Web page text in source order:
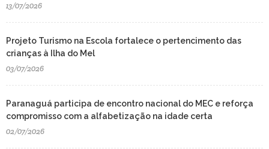
13/07/2026
Projeto Turismo na Escola fortalece o pertencimento das
crianças à Ilha do Mel
03/07/2026
Paranaguá participa de encontro nacional do MEC e reforça
compromisso com a alfabetização na idade certa
02/07/2026